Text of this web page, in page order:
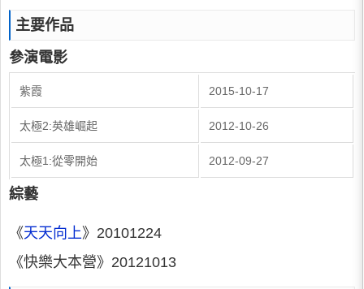
主要作品
參演電影
紫霞​ ​2015-10-17
​太極2:英雄崛起 ​2012-10-26
​太極1:從零開始 ​2012-09-27
綜藝
《天天向上》20101224
《快樂大本營》20121013